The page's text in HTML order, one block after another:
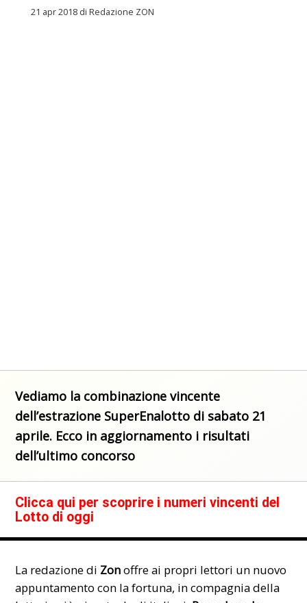
21 apr 2018 di Redazione ZON
Vediamo la combinazione vincente
dell’estrazione SuperEnalotto di sabato 21
aprile. Ecco in aggiornamento i risultati
dell’ultimo concorso
Clicca qui per scoprire i numeri vincenti del
Lotto di oggi
La redazione di Zonoffre ai propri lettori un nuovo
appuntamento con la fortuna, in compagnia della